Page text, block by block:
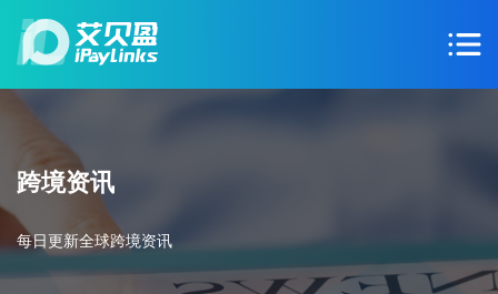
跨境资讯
每日更新全球跨境资讯